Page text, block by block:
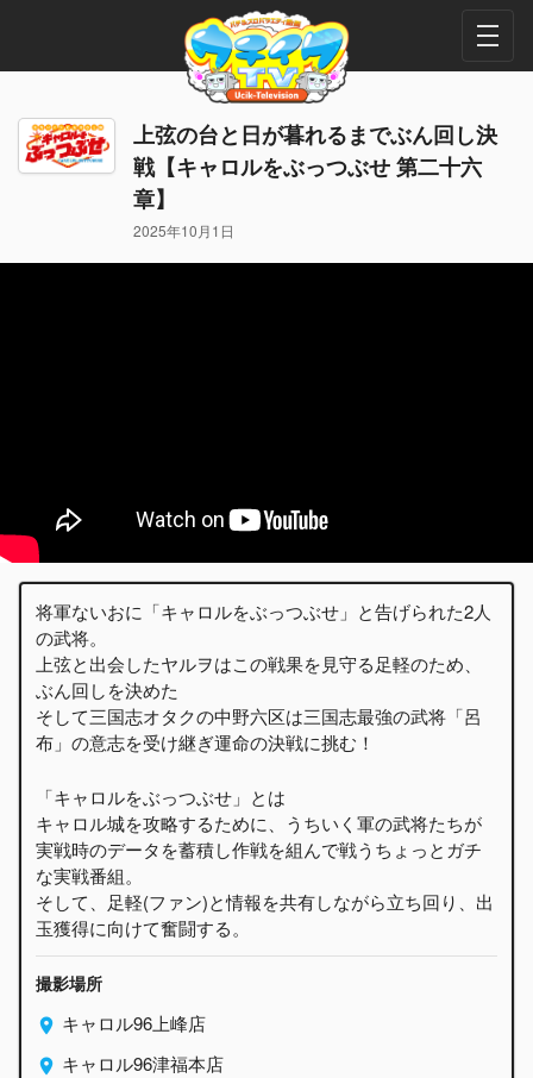
上弦の台と日が暮れるまでぶん回し決
戦【キャロルをぶっつぶせ 第二十六
章】
2025年10月1日
将軍ないおに「キャロルをぶっつぶせ」と告げられた2人
の武将。
上弦と出会したヤルヲはこの戦果を見守る足軽のため、
ぶん回しを決めた
そして三国志オタクの中野六区は三国志最強の武将「呂
布」の意志を受け継ぎ運命の決戦に挑む！
「キャロルをぶっつぶせ」とは
キャロル城を攻略するために、うちいく軍の武将たちが
実戦時のデータを蓄積し作戦を組んで戦うちょっとガチ
な実戦番組。
そして、足軽(ファン)と情報を共有しながら立ち回り、出
玉獲得に向けて奮闘する。
撮影場所
キャロル96上峰店
キャロル96津福本店